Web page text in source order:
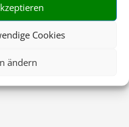
Cookies
ändern